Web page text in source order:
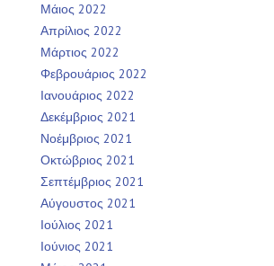
Μάιος 2022
Απρίλιος 2022
Μάρτιος 2022
Φεβρουάριος 2022
Ιανουάριος 2022
Δεκέμβριος 2021
Νοέμβριος 2021
Οκτώβριος 2021
Σεπτέμβριος 2021
Αύγουστος 2021
Ιούλιος 2021
Ιούνιος 2021